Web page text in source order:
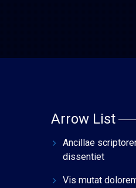
Arrow List
Ancillae
dissentiet
Vis mutat